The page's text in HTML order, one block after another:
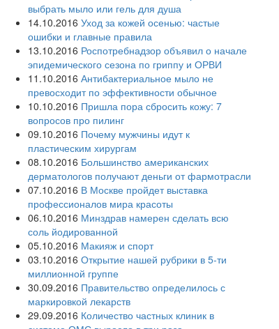
выбрать мыло или гель для душа
14.10.2016 Уход за кожей осенью: частые
ошибки и главные правила
13.10.2016 Роспотребнадзор объявил о начале
эпидемического сезона по гриппу и ОРВИ
11.10.2016 Антибактериальное мыло не
превосходит по эффективности обычное
10.10.2016 Пришла пора сбросить кожу: 7
вопросов про пилинг
09.10.2016 Почему мужчины идут к
пластическим хирургам
08.10.2016 Большинство американских
дерматологов получают деньги от фармотрасли
07.10.2016 В Москве пройдет выставка
профессионалов мира красоты
06.10.2016 Минздрав намерен сделать всю
соль йодированной
05.10.2016 Макияж и спорт
03.10.2016 Открытие нашей рубрики в 5-ти
миллионной группе
30.09.2016 Правительство определилось с
маркировкой лекарств
29.09.2016 Количество частных клиник в